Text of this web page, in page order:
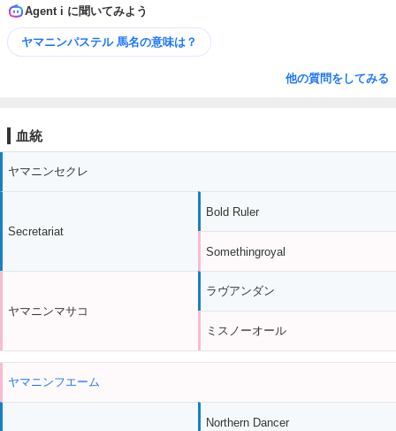
Agent i に聞いてみよう
ヤマニンパステル 馬名の意味は？
他の質問をしてみる
血統
ヤマニンセクレ
Secretariat
ヤマニンマサコ
Bold Ruler
Somethingroyal
ラヴアンダン
ミスノーオール
ヤマニンフエーム
Northern Dancer